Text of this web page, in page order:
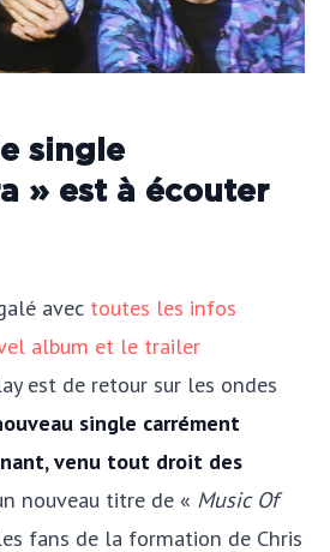
single
» est à écouter
avec toutes les infos
album et le trailer
est de retour sur les ondes
single carrément
venu tout droit des
nouveau titre de « Music Of
fans de la formation de Chris